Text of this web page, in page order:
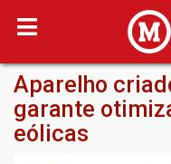
Aparelho
garante
eólicas